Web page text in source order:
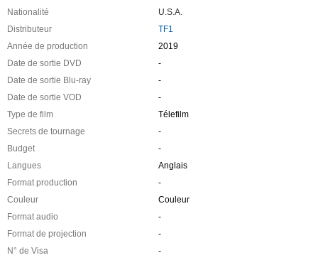
Nationalité
U.S.A.
Distributeur
TF1
Année de production
2019
Date de sortie DVD
-
Date de sortie Blu-ray
-
Date de sortie VOD
-
Type de film
Télefilm
Secrets de tournage
-
Budget
-
Langues
Anglais
Format production
-
Couleur
Couleur
Format audio
-
Format de projection
-
N° de Visa
-